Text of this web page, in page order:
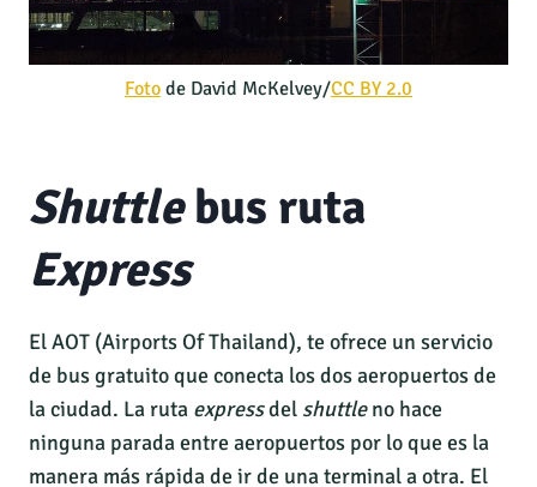
Foto de David McKelvey/CC BY 2.0
Shuttlebus ruta
Express
El AOT (Airports Of Thailand), te ofrece un servicio
de bus gratuito que conecta los dos aeropuertos de
la ciudad. La ruta expressdel shuttleno hace
ninguna parada entre aeropuertos por lo que es la
manera más rápida de ir de una terminal a otra. El